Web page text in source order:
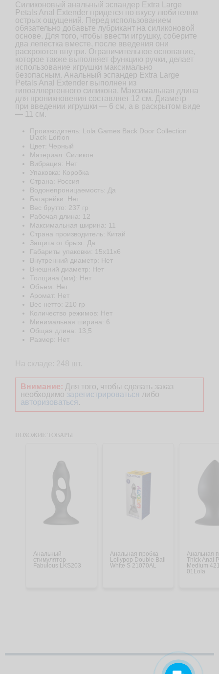
Силиконовый анальный эспандер Extra Large
Petals Anal Extender придется по вкусу любителям
острых ощущений. Перед использованием
обязательно добавьте лубрикант на силиконовой
основе. Для того, чтобы ввести игрушку, соберите
два лепестка вместе, после введения они
раскроются внутри. Ограничительное основание,
которое также выполняет функцию ручки, делает
использование игрушки максимально
безопасным. Анальный эспандер Extra Large
Petals Anal Extender выполнен из
гипоаллергенного силикона. Максимальная длина
для проникновения составляет 12 см. Диаметр
при введении игрушки — 6 см, а в раскрытом виде
— 11 см.
Производитель: Lola Games Back Door Collection
Black Edition
Цвет: Черный
Материал: Cиликон
Вибрация: Нет
Упаковка: Коробка
Страна: Россия
Водонепроницаемость: Да
Батарейки: Нет
Веc брутто: 237 гр
Рабочая длина: 12
Максимальная ширина: 11
Страна производитель: Китай
Защита от брызг: Да
Габариты упаковки: 15х11х6
Внутренний диаметр: Нет
Внешний диаметр: Нет
Толщина (мм): Нет
Объем: Нет
Аромат: Нет
Веc нетто: 210 гр
Количество режимов: Нет
Минимальная ширина: 6
Общая длина: 13,5
Размер: Нет
Внимание: Для того, чтобы сделать заказ
необходимо зарегистрироваться либо
авторизоваться .
ПОХОЖИЕ ТОВАРЫ
Анальный
стимулятор
Fabulous LKS203
Анальная пробка
Lollypop Double Ball
White S 21070AL
Анальная
Thick Anal
Medium
01Lola